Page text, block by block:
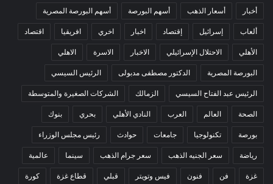
أخبار أسعار الذهب أسهم البورصة أسهم البورصة المصرية
ألعاب إسرائيل إقتصاد اخبار اخري افريقيا اقتصاد
الأهلي الاحتلال الإسرائيلي الاخبار الاسرة الاهلي
البورصة المصرية الدكتور مصطفى مدبولى الرئيس السيسي
الرئيس عبد الفتاح السيسي الزمالك الشركات الصغيرة والمتوسطة
الصحة العالم العرب النادي الأهلي بحري بنوك
بورصة تكنولوجيا جامعات حوادث رئيس مجلس الوزراء
رياضة سعر الجنيه الذهب سعر جرام الذهب سينما عالمية
غزة فن فنون فيس وتويتر قبلي قطاع غزة كورة